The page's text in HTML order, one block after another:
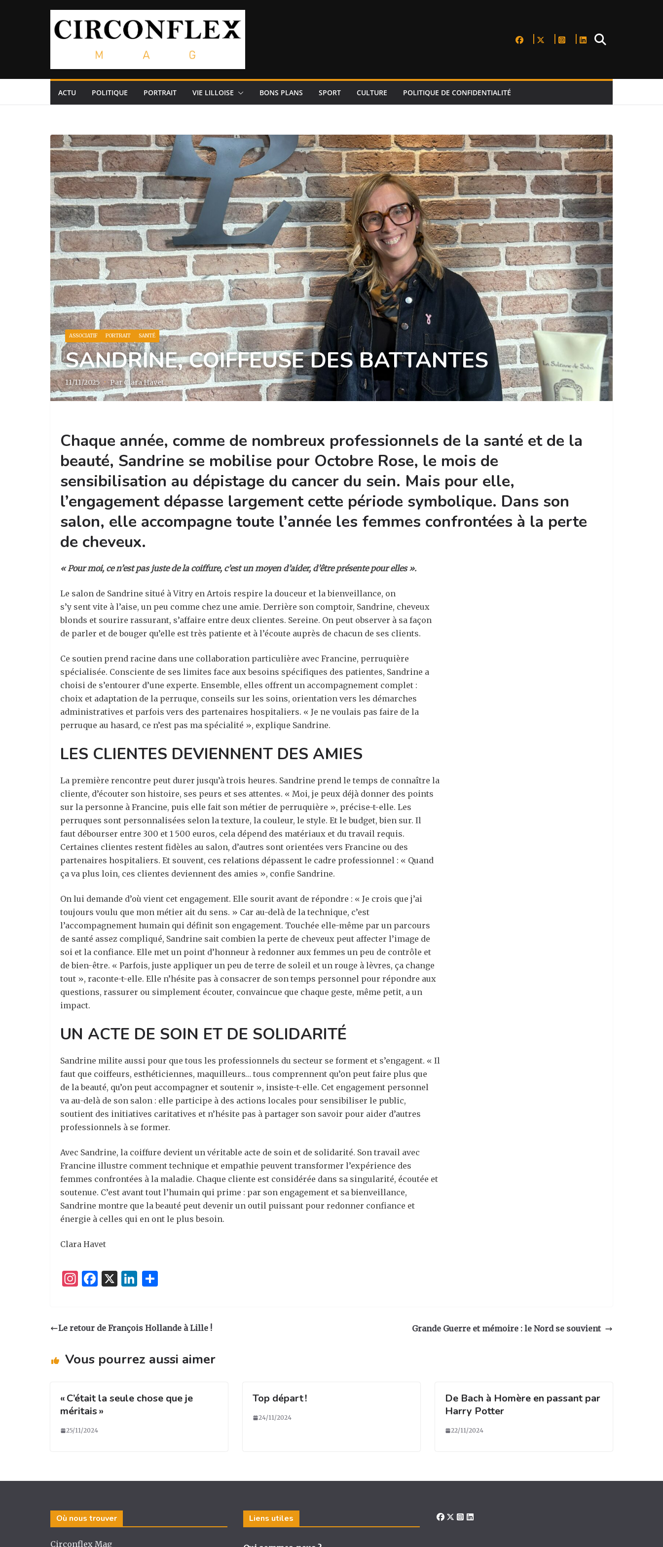
ACTU POLITIQUE PORTRAIT VIE LILLOISE BONS PLANS SPORT CULTURE POLITIQUE DE CONFIDENTIALITÉ
ASSOCIATIF PORTRAIT SANTÉ
SANDRINE, COIFFEUSE DES BATTANTES
11/11/2025 · Par Clara Havet
Chaque année, comme de nombreux professionnels de la santé et de la
beauté, Sandrine se mobilise pour Octobre Rose, le mois de
sensibilisation au dépistage du cancer du sein. Mais pour elle,
l’engagement dépasse largement cette période symbolique. Dans son
salon, elle accompagne toute l’année les femmes confrontées à la perte
de cheveux.
« Pour moi, ce n’est pas juste de la coiffure, c’est un moyen d’aider, d’être présente pour elles ».
Le salon de Sandrine situé à Vitry en Artois respire la douceur et la bienveillance, on
s’y sent vite à l’aise, un peu comme chez une amie. Derrière son comptoir, Sandrine, cheveux
blonds et sourire rassurant, s’affaire entre deux clientes. Sereine. On peut observer à sa façon
de parler et de bouger qu’elle est très patiente et à l’écoute auprès de chacun de ses clients.
Ce soutien prend racine dans une collaboration particulière avec Francine, perruquière
spécialisée. Consciente de ses limites face aux besoins spécifiques des patientes, Sandrine a
choisi de s’entourer d’une experte. Ensemble, elles offrent un accompagnement complet :
choix et adaptation de la perruque, conseils sur les soins, orientation vers les démarches
administratives et parfois vers des partenaires hospitaliers. « Je ne voulais pas faire de la
perruque au hasard, ce n’est pas ma spécialité », explique Sandrine.
LES CLIENTES DEVIENNENT DES AMIES
La première rencontre peut durer jusqu’à trois heures. Sandrine prend le temps de connaître la
cliente, d’écouter son histoire, ses peurs et ses attentes. « Moi, je peux déjà donner des points
sur la personne à Francine, puis elle fait son métier de perruquière », précise-t-elle. Les
perruques sont personnalisées selon la texture, la couleur, le style. Et le budget, bien sur. Il
faut débourser entre 300 et 1 500 euros, cela dépend des matériaux et du travail requis.
Certaines clientes restent fidèles au salon, d’autres sont orientées vers Francine ou des
partenaires hospitaliers. Et souvent, ces relations dépassent le cadre professionnel : « Quand
ça va plus loin, ces clientes deviennent des amies », confie Sandrine.
On lui demande d’où vient cet engagement. Elle sourit avant de répondre : « Je crois que j’ai
toujours voulu que mon métier ait du sens. » Car au-delà de la technique, c’est
l’accompagnement humain qui définit son engagement. Touchée elle-même par un parcours
de santé assez compliqué, Sandrine sait combien la perte de cheveux peut affecter l’image de
soi et la confiance. Elle met un point d’honneur à redonner aux femmes un peu de contrôle et
de bien-être. « Parfois, juste appliquer un peu de terre de soleil et un rouge à lèvres, ça change
tout », raconte-t-elle. Elle n’hésite pas à consacrer de son temps personnel pour répondre aux
questions, rassurer ou simplement écouter, convaincue que chaque geste, même petit, a un
impact.
UN ACTE DE SOIN ET DE SOLIDARITÉ
Sandrine milite aussi pour que tous les professionnels du secteur se forment et s’engagent. « Il
faut que coiffeurs, esthéticiennes, maquilleurs… tous comprennent qu’on peut faire plus que
de la beauté, qu’on peut accompagner et soutenir », insiste-t-elle. Cet engagement personnel
va au-delà de son salon : elle participe à des actions locales pour sensibiliser le public,
soutient des initiatives caritatives et n’hésite pas à partager son savoir pour aider d’autres
professionnels à se former.
Avec Sandrine, la coiffure devient un véritable acte de soin et de solidarité. Son travail avec
Francine illustre comment technique et empathie peuvent transformer l’expérience des
femmes confrontées à la maladie. Chaque cliente est considérée dans sa singularité, écoutée et
soutenue. C’est avant tout l’humain qui prime : par son engagement et sa bienveillance,
Sandrine montre que la beauté peut devenir un outil puissant pour redonner confiance et
énergie à celles qui en ont le plus besoin.
Clara Havet
I
a
ra
F
e
o
k
X
Li
e
n
g
Le retour de François Hollande à Lille ! Grande Guerre et mémoire : le Nord se souvient
Vous pourrez aussi aimer
« C’était la seule chose que je
méritais »
25/11/2024
Top départ !
24/11/2024
De Bach à Homère en passant par
Harry Potter
22/11/2024
Où nous trouver
Circonflex Mag
Liens utiles